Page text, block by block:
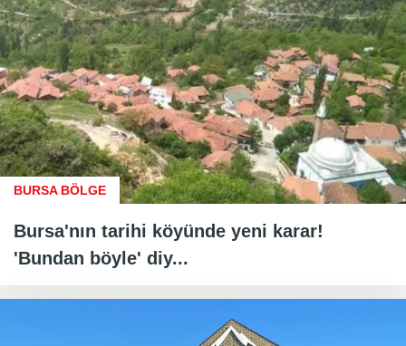
BURSA BÖLGE
Bursa'nın tarihi köyünde yeni karar!
'Bundan böyle' diy...